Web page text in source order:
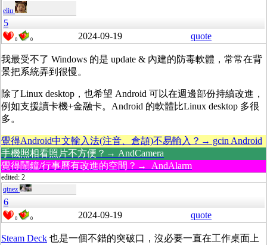
eliu
5
0 0 2024-09-19 quote
我最受不了 Windows 的是 update & 內建的防毒軟體，常常在背
景把系統弄到很慢。
除了Linux desktop，也希望 Android 可以在週邊部份持續改進，
例如支援讀卡機+金融卡。Android 的軟體比Linux desktop 多很
多。
覺得Android中文輸入法(注音、倉頡)不易輸入？→ gcin Android
手機照相看照片不方便？→ AndCamera
覺得鬧鐘/行事曆有改進的空間？→ AndAlarm
edited: 2
qtnez
6
0 0 2024-09-19 quote
Steam Deck 也是一個不錯的突破口，沒必要一直在工作桌面上